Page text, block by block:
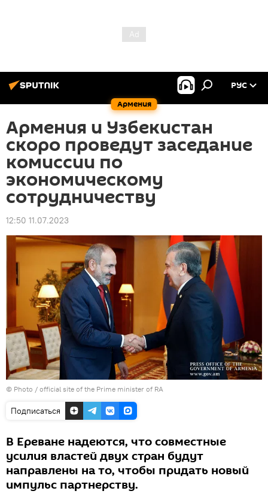
Армения
РУС
Армения и Узбекистан
скоро проведут заседание
комиссии по
экономическому
сотрудничеству
12:50 11.07.2023
© Photo / official site of the Prime minister of RA
Подписаться
В Ереване надеются, что совместные
усилия властей двух стран будут
направлены на то, чтобы придать новый
импульс партнерству.